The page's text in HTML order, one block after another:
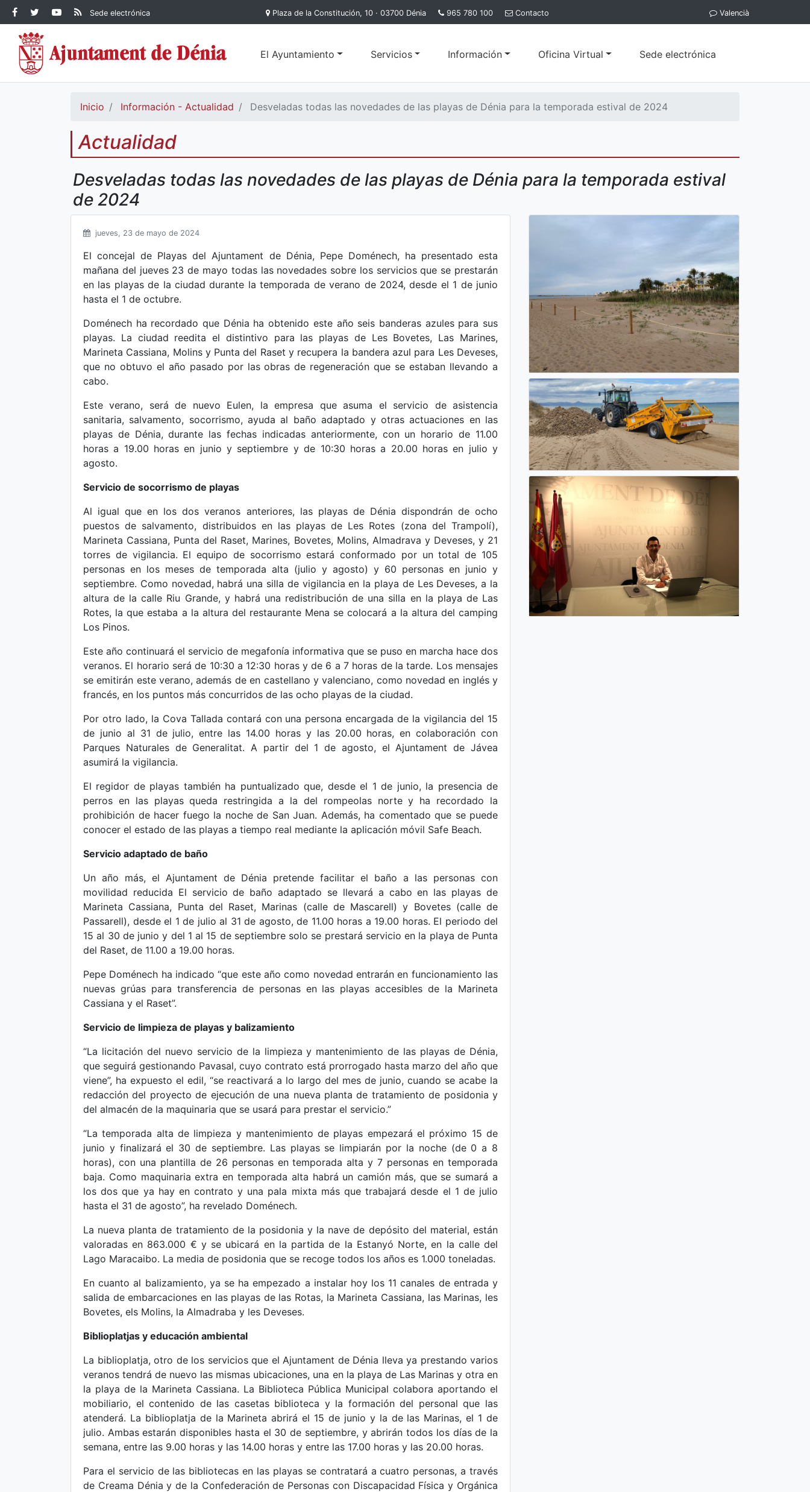
Contenido principal
Facebook Ayuntamiento de
Dénia
Ayuntamiento de Dénia
YouTube
Ayuntamiento de
RSS Actualidad
Ayuntamiento de
Sede electrónica Plaza de la Constitución, 10 · 03700 Dénia 965 780 100 Contacto Valencià
El Ayuntamiento Servicios Información Oficina Virtual Sede electrónica
Inicio Información - Actualidad Desveladas todas las novedades de las playas de Dénia para la temporada estival de 2024
Actualidad
Desveladas todas las novedades de las playas de Dénia para la temporada estival
de 2024
jueves, 23 de mayo de 2024
El concejal de Playas del Ajuntament de Dénia, Pepe Doménech, ha presentado esta
mañana del jueves 23 de mayo todas las novedades sobre los servicios que se prestarán
en las playas de la ciudad durante la temporada de verano de 2024, desde el 1 de junio
hasta el 1 de octubre.
Doménech ha recordado que Dénia ha obtenido este año seis banderas azules para sus
playas. La ciudad reedita el distintivo para las playas de Les Bovetes, Las Marines,
Marineta Cassiana, Molins y Punta del Raset y recupera la bandera azul para Les Deveses,
que no obtuvo el año pasado por las obras de regeneración que se estaban llevando a
cabo.
Este verano, será de nuevo Eulen, la empresa que asuma el servicio de asistencia
sanitaria, salvamento, socorrismo, ayuda al baño adaptado y otras actuaciones en las
playas de Dénia, durante las fechas indicadas anteriormente, con un horario de 11.00
horas a 19.00 horas en junio y septiembre y de 10:30 horas a 20.00 horas en julio y
agosto.
Servicio de socorrismo de playas
Al igual que en los dos veranos anteriores, las playas de Dénia dispondrán de ocho
puestos de salvamento, distribuidos en las playas de Les Rotes (zona del Trampolí),
Marineta Cassiana, Punta del Raset, Marines, Bovetes, Molins, Almadrava y Deveses, y 21
torres de vigilancia. El equipo de socorrismo estará conformado por un total de 105
personas en los meses de temporada alta (julio y agosto) y 60 personas en junio y
septiembre. Como novedad, habrá una silla de vigilancia en la playa de Les Deveses, a la
altura de la calle Riu Grande, y habrá una redistribución de una silla en la playa de Las
Rotes, la que estaba a la altura del restaurante Mena se colocará a la altura del camping
Los Pinos.
Este año continuará el servicio de megafonía informativa que se puso en marcha hace dos
veranos. El horario será de 10:30 a 12:30 horas y de 6 a 7 horas de la tarde. Los mensajes
se emitirán este verano, además de en castellano y valenciano, como novedad en inglés y
francés, en los puntos más concurridos de las ocho playas de la ciudad.
Por otro lado, la Cova Tallada contará con una persona encargada de la vigilancia del 15
de junio al 31 de julio, entre las 14.00 horas y las 20.00 horas, en colaboración con
Parques Naturales de Generalitat. A partir del 1 de agosto, el Ajuntament de Jávea
asumirá la vigilancia.
El regidor de playas también ha puntualizado que, desde el 1 de junio, la presencia de
perros en las playas queda restringida a la del rompeolas norte y ha recordado la
prohibición de hacer fuego la noche de San Juan. Además, ha comentado que se puede
conocer el estado de las playas a tiempo real mediante la aplicación móvil Safe Beach.
Servicio adaptado de baño
Un año más, el Ajuntament de Dénia pretende facilitar el baño a las personas con
movilidad reducida El servicio de baño adaptado se llevará a cabo en las playas de
Marineta Cassiana, Punta del Raset, Marinas (calle de Mascarell) y Bovetes (calle de
Passarell), desde el 1 de julio al 31 de agosto, de 11.00 horas a 19.00 horas. El periodo del
15 al 30 de junio y del 1 al 15 de septiembre solo se prestará servicio en la playa de Punta
del Raset, de 11.00 a 19.00 horas.
Pepe Doménech ha indicado “que este año como novedad entrarán en funcionamiento las
nuevas grúas para transferencia de personas en las playas accesibles de la Marineta
Cassiana y el Raset”.
Servicio de limpieza de playas y balizamiento
“La licitación del nuevo servicio de la limpieza y mantenimiento de las playas de Dénia,
que seguirá gestionando Pavasal, cuyo contrato está prorrogado hasta marzo del año que
viene”, ha expuesto el edil, “se reactivará a lo largo del mes de junio, cuando se acabe la
redacción del proyecto de ejecución de una nueva planta de tratamiento de posidonia y
del almacén de la maquinaria que se usará para prestar el servicio.”
“La temporada alta de limpieza y mantenimiento de playas empezará el próximo 15 de
junio y finalizará el 30 de septiembre. Las playas se limpiarán por la noche (de 0 a 8
horas), con una plantilla de 26 personas en temporada alta y 7 personas en temporada
baja. Como maquinaria extra en temporada alta habrá un camión más, que se sumará a
los dos que ya hay en contrato y una pala mixta más que trabajará desde el 1 de julio
hasta el 31 de agosto”, ha revelado Doménech.
La nueva planta de tratamiento de la posidonia y la nave de depósito del material, están
valoradas en 863.000 € y se ubicará en la partida de la Estanyó Norte, en la calle del
Lago Maracaibo. La media de posidonia que se recoge todos los años es 1.000 toneladas.
En cuanto al balizamiento, ya se ha empezado a instalar hoy los 11 canales de entrada y
salida de embarcaciones en las playas de las Rotas, la Marineta Cassiana, las Marinas, les
Bovetes, els Molins, la Almadraba y les Deveses.
Biblioplatjas y educación ambiental
La biblioplatja, otro de los servicios que el Ajuntament de Dénia lleva ya prestando varios
veranos tendrá de nuevo las mismas ubicaciones, una en la playa de Las Marinas y otra en
la playa de la Marineta Cassiana. La Biblioteca Pública Municipal colabora aportando el
mobiliario, el contenido de las casetas biblioteca y la formación del personal que las
atenderá. La biblioplatja de la Marineta abrirá el 15 de junio y la de las Marinas, el 1 de
julio. Ambas estarán disponibles hasta el 30 de septiembre, y abrirán todos los días de la
semana, entre las 9.00 horas y las 14.00 horas y entre las 17.00 horas y las 20.00 horas.
Para el servicio de las bibliotecas en las playas se contratará a cuatro personas, a través
de Creama Dénia y de la Confederación de Personas con Discapacidad Física y Orgánica